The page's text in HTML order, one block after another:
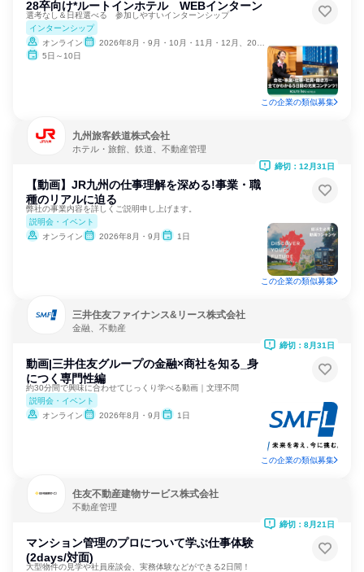
28卒向け*ルートインホテル WEBインターン
選考なし＆日程選べる 参加しやすいインターンシップ
インターンシップ
オンライン
2026年8月・9月・10月・11月・12月、2027年1月
5日～10日
この企業の類似募集
九州旅客鉄道株式会社
ホテル・旅館、鉄道、不動産管理
【動画】JR九州の仕事理解を深める!事業・職
種のリアルに迫る
弊社の事業内容を詳しくご説明申し上げます。
説明会・イベント
オンライン
2026年8月・9月 1日
締切：12月31日
この企業の類似募集
三井住友ファイナンス&リース株式会社
金融、不動産
動画|三井住友グループの金融×商社を知る_身
につく専門性編
約30分間で興味に合わせてじっくり学べる動画｜文理不問
説明会・イベント
オンライン
2026年8月・9月 1日
締切：8月31日
この企業の類似募集
住友不動産建物サービス株式会社
不動産管理
マンション管理のプロについて学ぶ仕事体験
(2days/対面)
大型物件の見学や社員座談会、実務体験などができる2日間！
締切：8月21日